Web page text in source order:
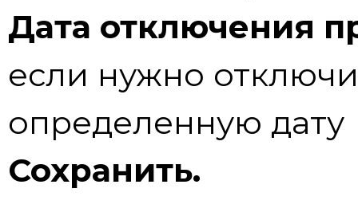
Дата отключения
если нужно
определенную дату
Сохранить.